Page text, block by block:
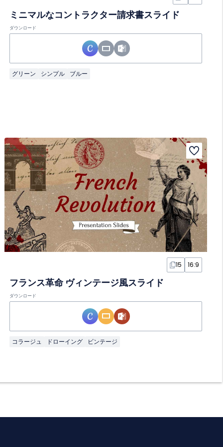
ミニマルなコントラクター請求書スライド
ダウンロード
グリーン シンプル ブルー
15 16:9
フランス革命 ヴィンテージ風スライド
ダウンロード
コラージュ ドローイング ビンテージ